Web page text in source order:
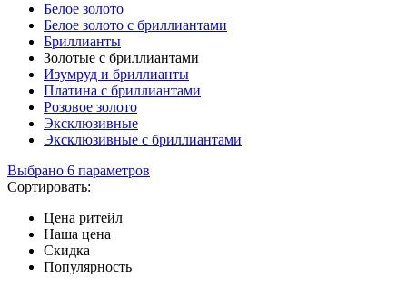
Белое золото
Белое золото с бриллиантами
Бриллианты
Золотые с бриллиантами
Изумруд и бриллианты
Платина с бриллиантами
Розовое золото
Эксклюзивные
Эксклюзивные с бриллиантами
Выбрано 6 параметров
Сортировать:
Цена ритейл
Наша цена
Скидка
Популярность